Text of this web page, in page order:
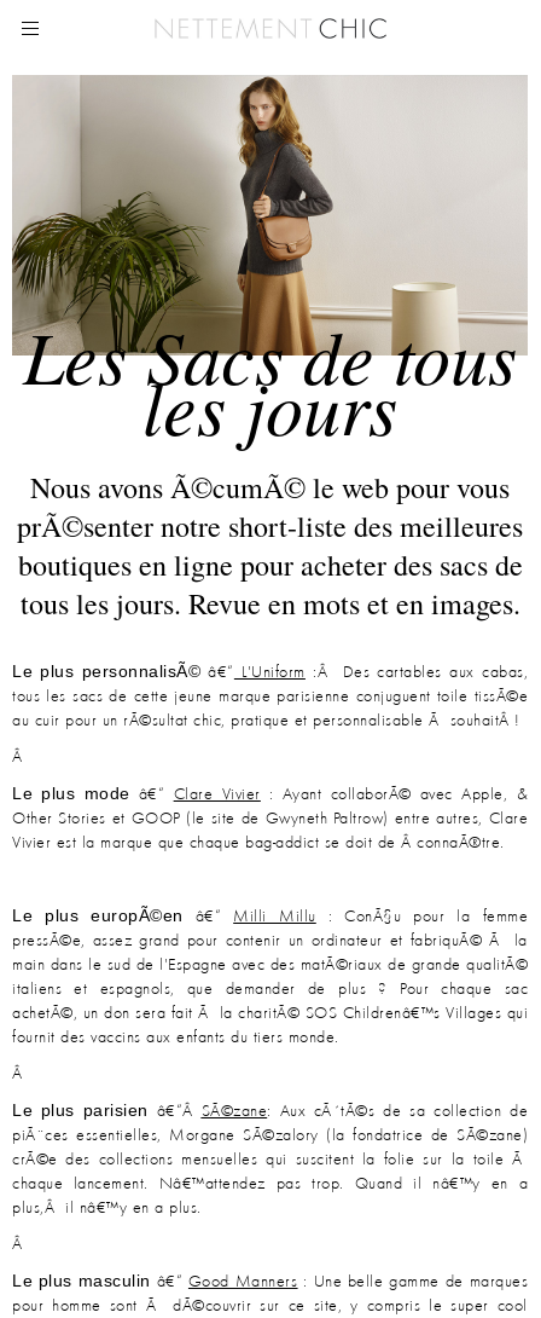
Les Sacs de tous
les jours
Nous avons Ã©cumÃ© le web pour vous
prÃ©senter notre short-liste des meilleures
boutiques en ligne pour acheter des sacs de
tous les jours. Revue en mots et en images.
Le plus personnalisÃ© â€“ L'Uniform
:Â Des cartables aux cabas,
tous les sacs de cette jeune marque parisienne conjuguent toile tissÃ©e
au cuir pour un rÃ©sultat chic, pratique et personnalisable Ã souhaitÂ !
Â
Le plus mode â€“ Clare Vivier : Ayant collaborÃ© avec Apple, &
Other Stories et GOOP (le site de Gwyneth Paltrow) entre autres, Clare
Vivier est la marque que chaque bag-addict se doit de Â connaÃ®tre.
Le plus europÃ©en â€“ Milli Millu : ConÃ§u pour la femme
pressÃ©e, assez grand pour contenir un ordinateur et fabriquÃ© Ã la
main dans le sud de l'Espagne avec des matÃ©riaux de grande qualitÃ©
italiens et espagnols, que demander de plus ? Pour chaque sac
achetÃ©, un don sera fait Ã la charitÃ© SOS Childrenâ€™s Villages qui
fournit des vaccins aux enfants du tiers monde.
Â
Le plus parisien â€“Â SÃ©zane: Aux cÃ´tÃ©s de sa collection de
piÃ¨ces essentielles, Morgane SÃ©zalory (la fondatrice de SÃ©zane)
crÃ©e des collections mensuelles qui suscitent la folie sur la toile Ã
chaque lancement. Nâ€™attendez pas trop. Quand il nâ€™y en a
plus,Â il nâ€™y en a plus.
Â
Le plus masculin â€“ Good Manners : Une belle gamme de marques
pour homme sont Ã dÃ©couvrir sur ce site, y compris le super cool